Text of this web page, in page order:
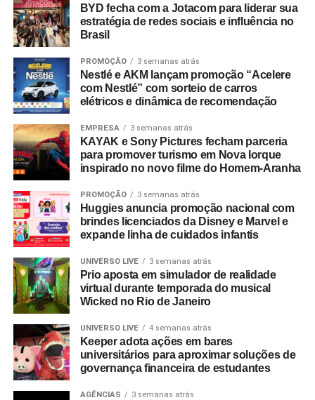
evento serão divulgadas nos canais oficiais do camarote
nos próximos meses.
BYD fecha com a Jotacom para liderar sua
estratégia de redes sociais e influência no
Brasil
PROMOÇÃO 3 semanas atrás
Nestlé e AKM lançam promoção “Acelere
com Nestlé” com sorteio de carros
elétricos e dinâmica de recomendação
EMPRESA 3 semanas atrás
KAYAK e Sony Pictures fecham parceria
para promover turismo em Nova Iorque
inspirado no novo filme do Homem-Aranha
PROMOÇÃO 3 semanas atrás
Huggies anuncia promoção nacional com
brindes licenciados da Disney e Marvel e
expande linha de cuidados infantis
UNIVERSO LIVE 3 semanas atrás
Prio aposta em simulador de realidade
virtual durante temporada do musical
Wicked no Rio de Janeiro
UNIVERSO LIVE 4 semanas atrás
Keeper adota ações em bares
universitários para aproximar soluções de
governança financeira de estudantes
AGÊNCIAS 3 semanas atrás